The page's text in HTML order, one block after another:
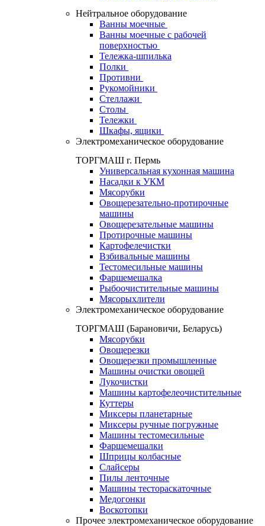
Нейтральное оборудование
Ванны моечные
Ванны моечные с рабочей
поверхностью
Тележка-шпилька
Полки
Противни
Рукомойники
Стеллажи
Столы
Тележки
Шкафы, ящики
Электромеханическое оборудование
ТОРГМАШ г. Пермь
Универсальная кухонная машина
Насадки к УКМ
Мясорубки
Овощерезательно-протирочные
машины
Овощерезательные машины
Протирочные машины
Картофелечистки
Взбивальные машины
Тестомесильные машины
Фаршемешалка
Рыбоочистительные машины
Мясорыхлители
Электромеханическое оборудование
ТОРГМАШ (Барановичи, Беларусь)
Мясорубки
Овощерезки
Овощерезки промышленные
Машины очистки овощей
Лукочистки
Машины картофелеочистительные
Куттеры
Миксеры планетарные
Миксеры ручные погружные
Машины тестомесильные
Фаршемешалки
Шприцы колбасные
Слайсеры
Пилы ленточные
Машины тестораскаточные
Медогонки
Воскотопки
Прочее электромеханическое оборудование